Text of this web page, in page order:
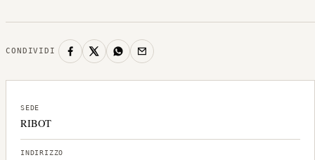
CONDIVIDI
SEDE
RIBOT
INDIRIZZO